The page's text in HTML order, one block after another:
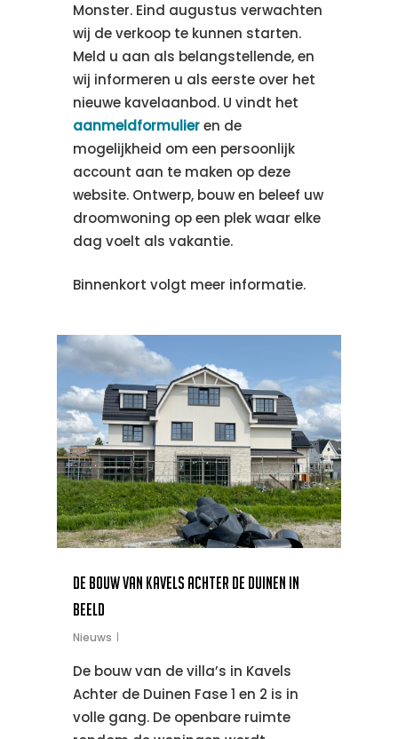
Monster. Eind augustus verwachten
wij de verkoop te kunnen starten.
Meld u aan als belangstellende, en
wij informeren u als eerste over het
nieuwe kavelaanbod. U vindt het
aanmeldformulieren de
mogelijkheid om een persoonlijk
account aan te maken op deze
website. Ontwerp, bouw en beleef uw
droomwoning op een plek waar elke
dag voelt als vakantie.
Binnenkort volgt meer informatie.
De bouw van Kavels Achter de Duinen in
beeld
Nieuws
De bouw van de villa’s in Kavels
Achter de Duinen Fase 1 en 2 is in
volle gang. De openbare ruimte